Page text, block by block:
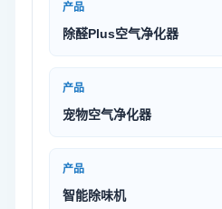
产品
除醛Plus空气净化器
产品
宠物空气净化器
产品
智能除味机